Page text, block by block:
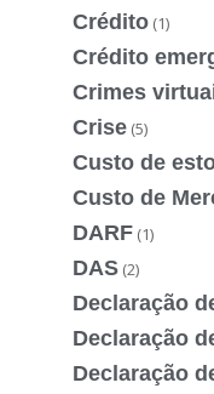
Crédito (1)
Crédito
Crimes
Crise (5)
Custo de
Custo de
DARF (1)
DAS (2)
Declaração
Declaração
Declaração